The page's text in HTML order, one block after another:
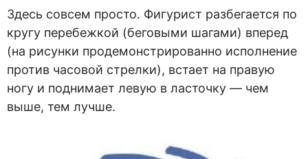
Здесь совсем просто. Фигурист разбегается по
кругу перебежкой (беговыми шагами) вперед
(на рисунки продемонстрированно исполнение
против часовой стрелки), встает на правую
ногу и поднимает левую в ласточку — чем
выше, тем лучше.